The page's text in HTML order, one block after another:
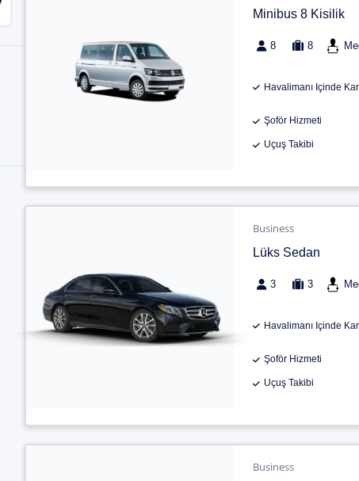
Minibus 8 Kisilik
8 8
Havalimanı Içinde
Şoför Hizmeti
Uçuş Takibi
Business
Lüks Sedan
3 3
Havalimanı Içinde
Şoför Hizmeti
Uçuş Takibi
Business